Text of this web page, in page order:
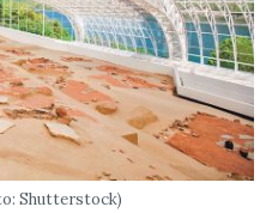
Shutterstock)